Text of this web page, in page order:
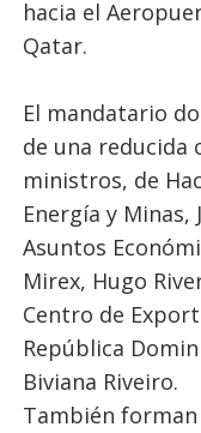
hacia el
Qatar.
El mandatario
de una
ministros, de
Energía y
Asuntos
Mirex, Hugo
Centro de
República
Biviana Riveiro.
También